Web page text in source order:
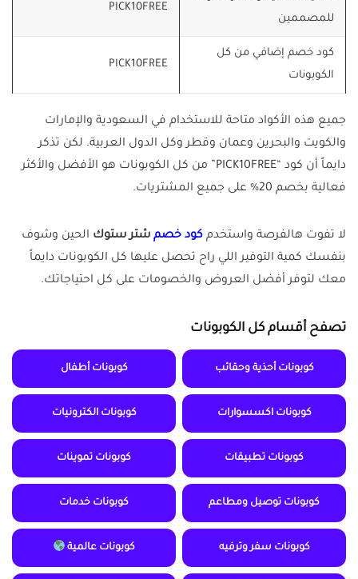
للمصممين
PICK10FREE
كود خصم إضافي من كل
الكوبونات
PICK10FREE
جميع هذه الأكواد متاحة للاستخدام في السعودية والإمارات
والكويت والبحرين وعمان وقطر وكل الدول العربية. لكن تذكر
دايماً أن كود “PICK10FREE” من كل الكوبونات هو الأفضل والأكثر
فعالية بخصم 20% على جميع المشتريات.
لا تفوت هالفرصة واستخدم كود خصم شتر ستوك الحين وشوف
بنفسك كمية التوفير اللي راح تحصل عليها كل الكوبونات دايماً
معك لتوفر أفضل العروض والخصومات على كل احتياجاتك.
تصفح أقسام كل الكوبونات
كوبونات أحذية وحقائب كوبونات أطفال
كوبونات اكسسوارات كوبونات الكترونيات
كوبونات تطبيقات كوبونات تموينات
كوبونات توصيل ومطاعم كوبونات خدمات
كوبونات سفر وترفيه كوبونات عالمية